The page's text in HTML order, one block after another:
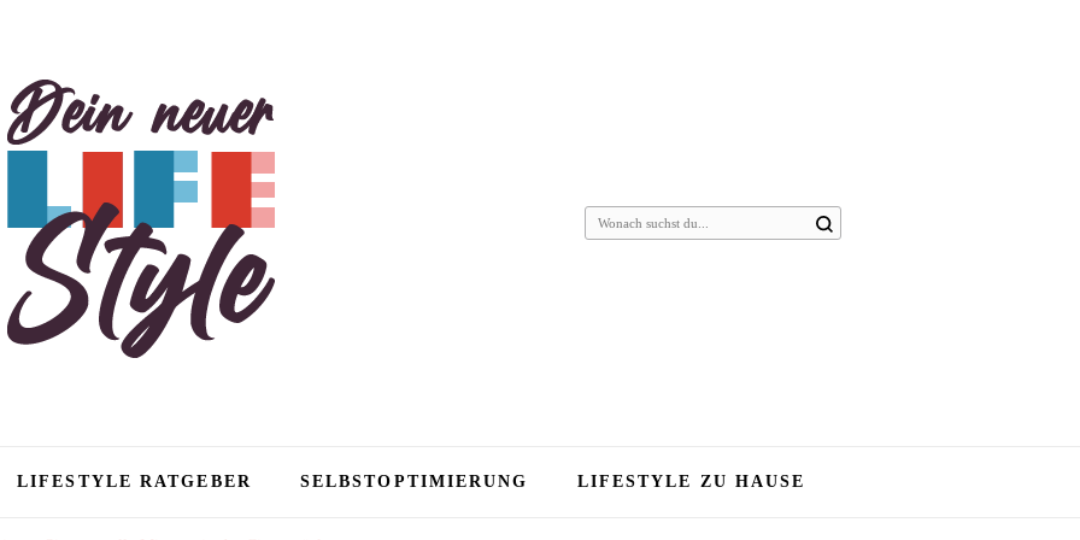
Suchst
LIFESTYLE RATGEBER SELBSTOPTIMIERUNG LIFESTYLE ZU HAUSE